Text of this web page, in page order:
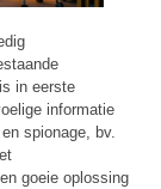
in eerste
informatie
spionage, bv.
goeie oplossing